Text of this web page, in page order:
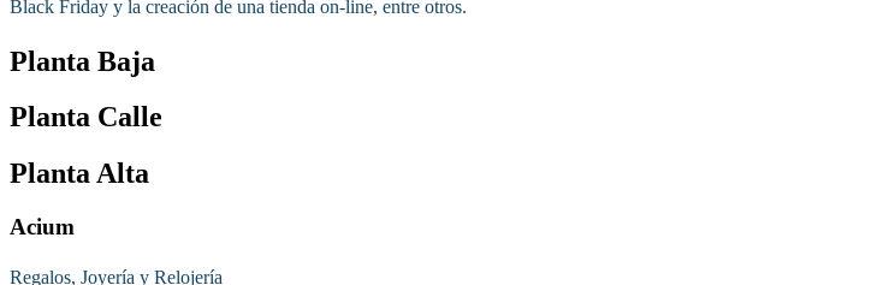
Black Friday y la creación de una tienda on-line, entre otros.
Planta Baja
Planta Calle
Planta Alta
Acium
Regalos, Joyería y Relojería